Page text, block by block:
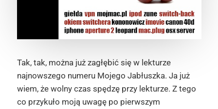
Tak, tak, można już zagłębić się w lekturze
najnowszego numeru Mojego Jabłuszka. Ja już
wiem, że wolny czas spędzę przy lekturze. Z tego
co przykuło moją uwagę po pierwszym